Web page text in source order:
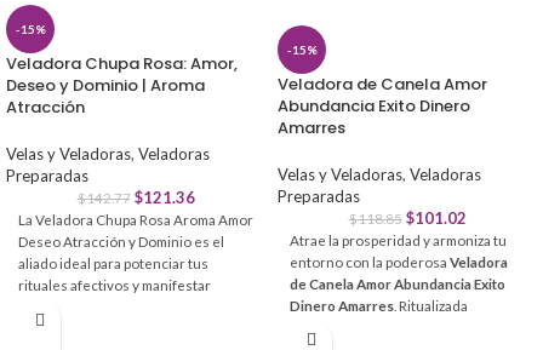
-15%
Veladora Chupa Rosa: Amor,
Deseo y Dominio | Aroma
Atracción
Velas y Veladoras, Veladoras
Preparadas
$142.77 $121.36
La Veladora Chupa Rosa Aroma Amor
Deseo Atracción y Dominio es el
aliado ideal para potenciar tus
rituales afectivos y manifestar
dulce crea un campo magnético
-15%
Veladora de Canela Amor
Abundancia Exito Dinero
Amarres
Velas y Veladoras, Veladoras
Preparadas
$118.85 $101.02
Atrae la prosperidad y armoniza tu
entorno con la poderosa Veladora
de Canela Amor Abundancia Exito
Dinero Amarres . Ritualizada